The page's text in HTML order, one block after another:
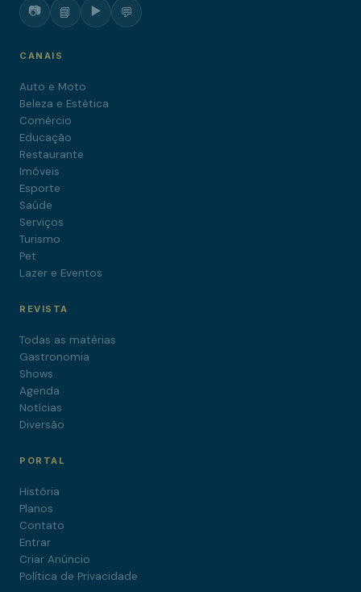
📷 📘 ▶️ 💬
CANAIS
Auto e Moto
Beleza e Estética
Comércio
Educação
Restaurante
Imóveis
Esporte
Saúde
Serviços
Turismo
Pet
Lazer e Eventos
REVISTA
Todas as matérias
Gastronomia
Shows
Agenda
Notícias
Diversão
PORTAL
História
Planos
Contato
Entrar
Criar Anúncio
Política de Privacidade